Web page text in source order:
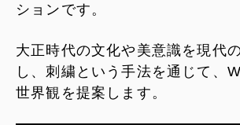
ションです。
大正時代の文化や美意識を現代
し、刺繍という手法を通じて、
世界観を提案します。